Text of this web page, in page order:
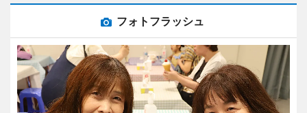
フォトフラッシュ